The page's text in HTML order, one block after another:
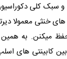
و سبک کلی
خنثی معمولا
میکنن. به همین
کابینتی های